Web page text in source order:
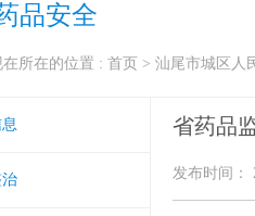
品安全
在所在的位置 : 首页 > 汕尾市城区人
省药品
发布时间：